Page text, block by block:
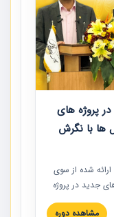
پروژه های
ها با نگرش
شده از سوی
جدید در پروژه
نگرش قراردادی
مشاهده دوره